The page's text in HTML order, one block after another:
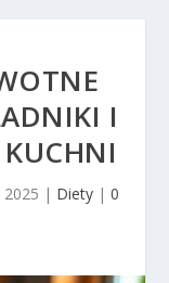
I
2025 | Diety| 0